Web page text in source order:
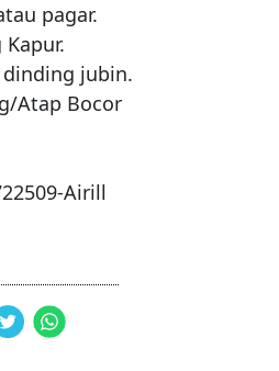
pagar.
dinding jubin.
Atap Bocor
Airill